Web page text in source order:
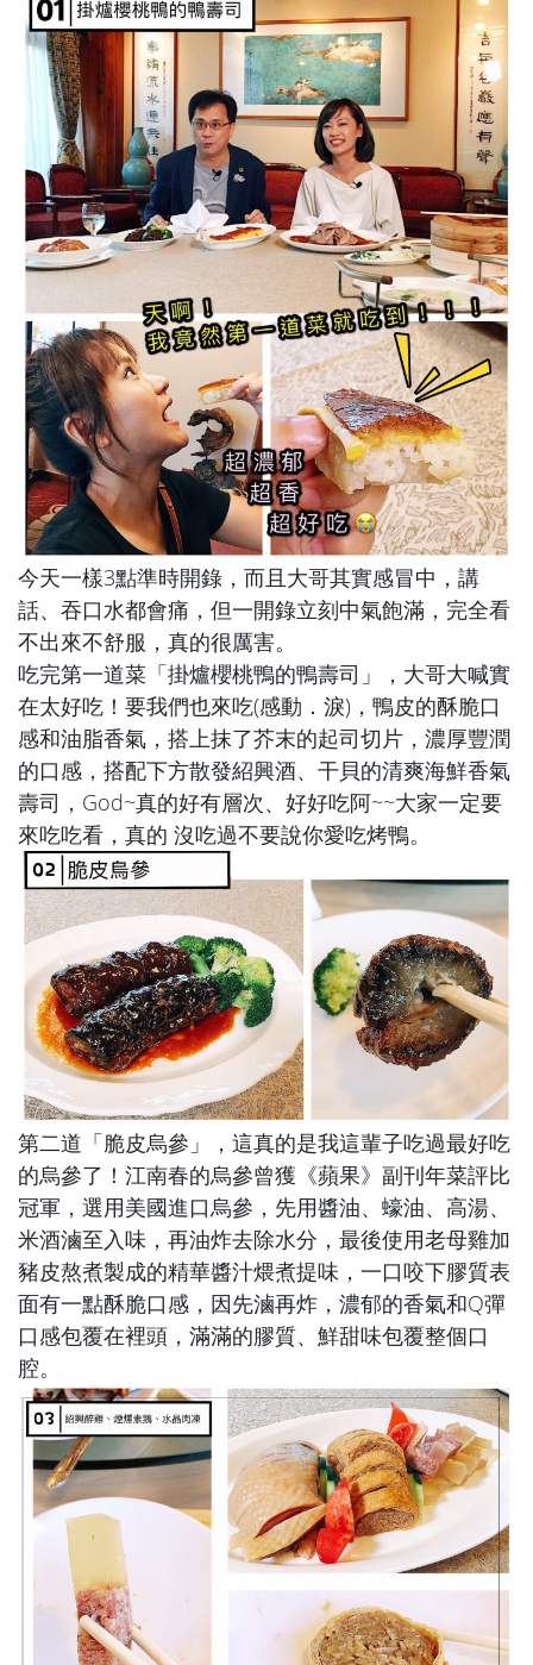
今天一樣3點準時開錄，而且大哥其實感冒中，講
話、吞口水都會痛，但一開錄立刻中氣飽滿，完全看
不出來不舒服，真的很厲害。
吃完第一道菜「掛爐櫻桃鴨的鴨壽司 」，大哥大喊實
在太好吃！要我們也來吃(感動．淚)，鴨皮的酥脆口
感和油脂香氣，搭上抹了芥末的起司切片，濃厚豐潤
的口感，搭配下方散發紹興酒、干貝的清爽海鮮香氣
壽司，God~真的好有層次、好好吃阿~~大家一定要
來吃吃看，真的 沒吃過不要說你愛吃烤鴨。
第二道「脆皮烏參 」，這真的是我這輩子吃過最好吃
的烏參了！江南春的烏參曾獲《蘋果》副刊年菜評比
冠軍，選用美國進口烏參，先用醬油、蠔油、高湯、
米酒滷至入味，再油炸去除水分，最後使用老母雞加
豬皮熬煮製成的精華醬汁煨煮提味，一口咬下膠質表
面有一點酥脆口感，因先滷再炸，濃郁的香氣和Q彈
口感包覆在裡頭，滿滿的膠質、鮮甜味包覆整個口
腔。